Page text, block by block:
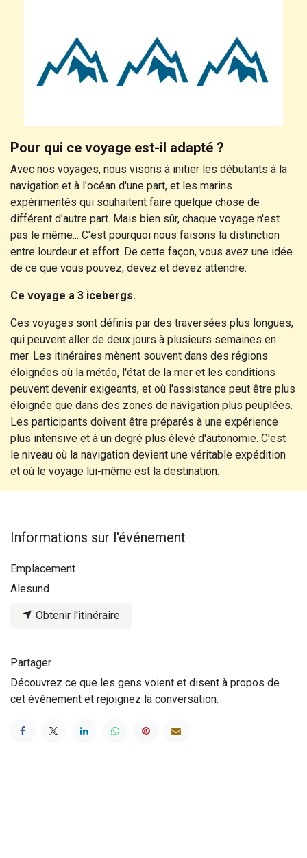
Pour qui ce voyage est-il adapté ?
Avec nos voyages, nous visons à initier les débutants à la
navigation et à l'océan d'une part, et les marins
expérimentés qui souhaitent faire quelque chose de
différent d'autre part. Mais bien sûr, chaque voyage n'est
pas le même... C'est pourquoi nous faisons la distinction
entre lourdeur et effort. De cette façon, vous avez une idée
de ce que vous pouvez, devez et devez attendre.
Ce voyage a 3 icebergs.
Ces voyages sont définis par des traversées plus longues,
qui peuvent aller de deux jours à plusieurs semaines en
mer. Les itinéraires mènent souvent dans des régions
éloignées où la météo, l'état de la mer et les conditions
peuvent devenir exigeants, et où l'assistance peut être plus
éloignée que dans des zones de navigation plus peuplées.
Les participants doivent être préparés à une expérience
plus intensive et à un degré plus élevé d'autonomie. C'est
le niveau où la navigation devient une véritable expédition
et où le voyage lui-même est la destination.
Informations sur l'événement
Emplacement
Alesund
Obtenir l'itinéraire
Partager
Découvrez ce que les gens voient et disent à propos de
cet événement et rejoignez la conversation.